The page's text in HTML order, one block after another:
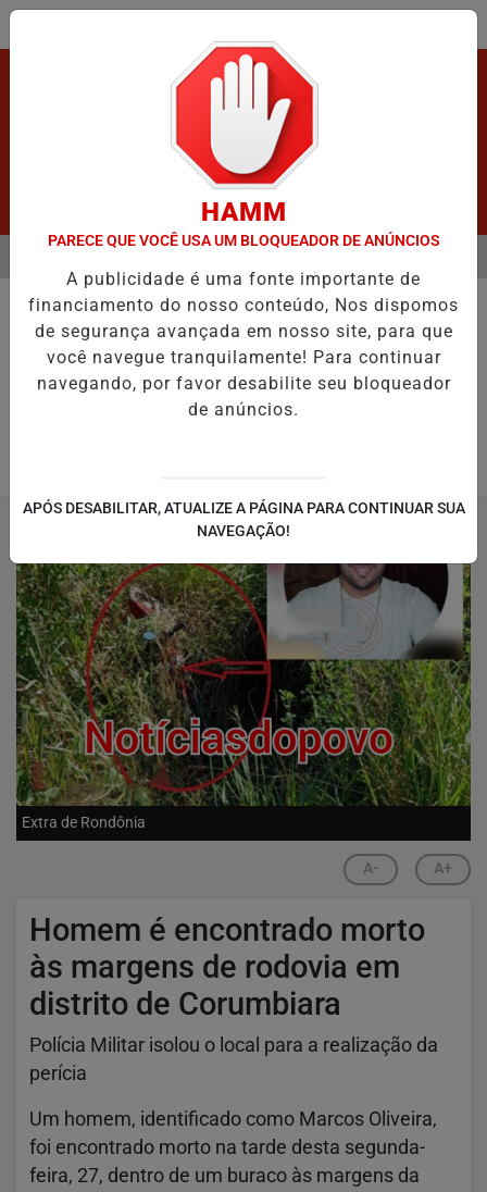
EM ALTA
ACIDENTE
Homem é encontrado morto
Homem é encontrado morto às margens de
rodovia em distrito de Corumbiara
Extra de Rondônia
A- A+
Homem é encontrado morto
às margens de rodovia em
distrito de Corumbiara
Polícia Militar isolou o local para a realização da
perícia
Um homem, identificado como Marcos Oliveira,
foi encontrado morto na tarde desta segunda-
feira, 27, dentro de um buraco às margens da
HAMM
PARECE QUE VOCÊ USA UM BLOQUEADOR DE ANÚNCIOS
A publicidade é uma fonte importante de
financiamento do nosso conteúdo, Nos dispomos
de segurança avançada em nosso site, para que
você navegue tranquilamente! Para continuar
navegando, por favor desabilite seu bloqueador
de anúncios.
APÓS DESABILITAR, ATUALIZE A PÁGINA PARA CONTINUAR SUA
NAVEGAÇÃO!